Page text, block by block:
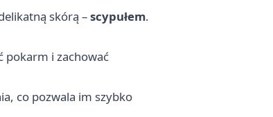
skórą –scypułem.
pokarm i zachować
co pozwala im szybko